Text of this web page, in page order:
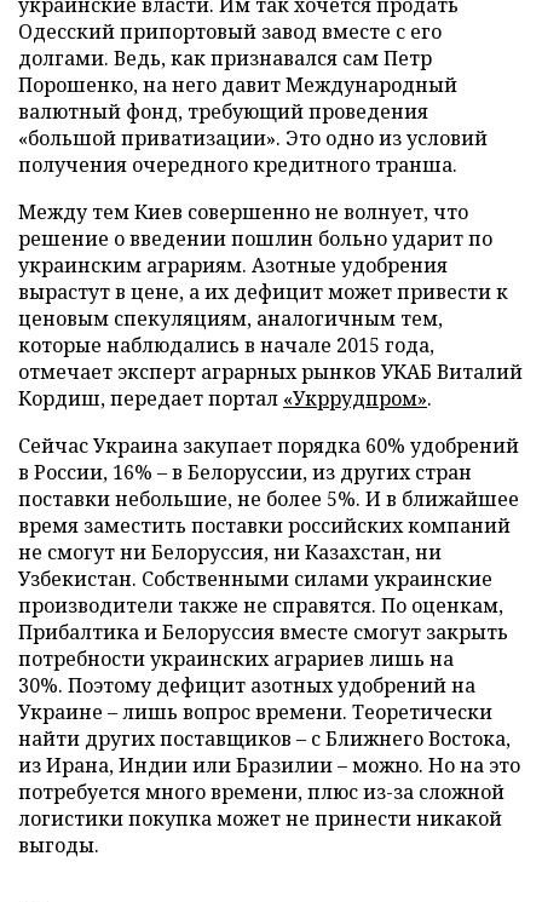
Одесский припортовый завод вместе с его
долгами. Ведь, как признавался сам Петр
Порошенко, на него давит Международный
валютный фонд, требующий проведения
«большой приватизации». Это одно из условий
получения очередного кредитного транша.
Между тем Киев совершенно не волнует, что
решение о введении пошлин больно ударит по
украинским аграриям. Азотные удобрения
вырастут в цене, а их дефицит может привести к
ценовым спекуляциям, аналогичным тем,
которые наблюдались в начале 2015 года,
отмечает эксперт аграрных рынков УКАБ Виталий
Кордиш, передает портал «Укррудпром».
Сейчас Украина закупает порядка 60% удобрений
в России, 16% – в Белоруссии, из других стран
поставки небольшие, не более 5%. И в ближайшее
время заместить поставки российских компаний
не смогут ни Белоруссия, ни Казахстан, ни
Узбекистан. Собственными силами украинские
производители также не справятся. По оценкам,
Прибалтика и Белоруссия вместе смогут закрыть
потребности украинских аграриев лишь на
30%. Поэтому дефицит азотных удобрений на
Украине – лишь вопрос времени. Теоретически
найти других поставщиков – с Ближнего Востока,
из Ирана, Индии или Бразилии – можно. Но на это
потребуется много времени, плюс из-за сложной
логистики покупка может не принести никакой
выгоды.